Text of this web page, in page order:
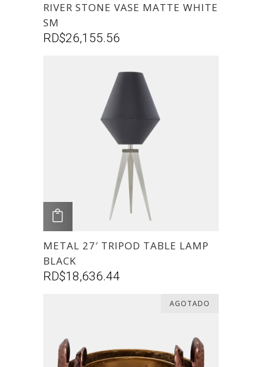
RIVER STONE VASE MATTE WHITE
SM
RD$26,155.56
AGREGAR
METAL 27′ TRIPOD TABLE LAMP
BLACK
RD$18,636.44
AGOTADO